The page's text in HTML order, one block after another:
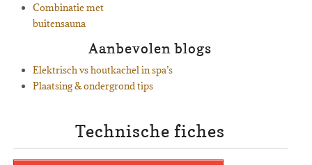
Combinatie met
buitensauna
Aanbevolen blogs
Elektrisch vs houtkachel in spa’s
Plaatsing & ondergrond tips
Technische fiches